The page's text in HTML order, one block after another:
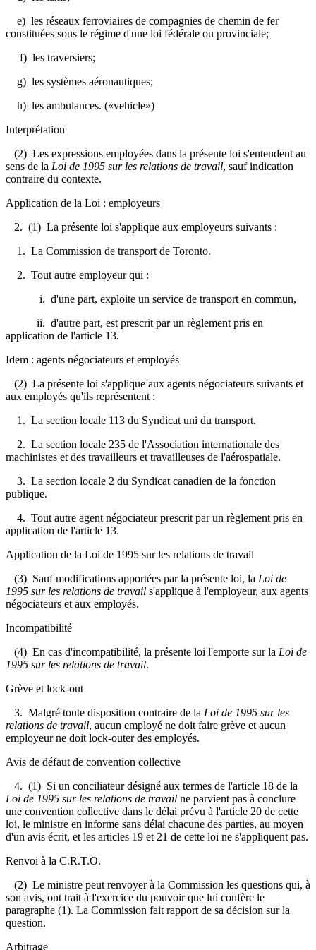
e) les réseaux ferroviaires de compagnies de chemin de fer
constituées sous le régime d'une loi fédérale ou provinciale;
f) les traversiers;
g) les systèmes aéronautiques;
h) les ambulances. («vehicle»)
Interprétation
(2) Les expressions employées dans la présente loi s'entendent au
sens de la Loi de 1995 sur les relations de travail, sauf indication
contraire du contexte.
Application de la Loi : employeurs
2. (1) La présente loi s'applique aux employeurs suivants :
1. La Commission de transport de Toronto.
2. Tout autre employeur qui :
i. d'une part, exploite un service de transport en commun,
ii. d'autre part, est prescrit par un règlement pris en
application de l'article 13.
Idem : agents négociateurs et employés
(2) La présente loi s'applique aux agents négociateurs suivants et
aux employés qu'ils représentent :
1. La section locale 113 du Syndicat uni du transport.
2. La section locale 235 de l'Association internationale des
machinistes et des travailleurs et travailleuses de l'aérospatiale.
3. La section locale 2 du Syndicat canadien de la fonction
publique.
4. Tout autre agent négociateur prescrit par un règlement pris en
application de l'article 13.
Application de la Loi de 1995 sur les relations de travail
(3) Sauf modifications apportées par la présente loi, la Loi de
1995 sur les relations de travail s'applique à l'employeur, aux agents
négociateurs et aux employés.
Incompatibilité
(4) En cas d'incompatibilité, la présente loi l'emporte sur la Loi de
1995 sur les relations de travail.
Grève et lock-out
3. Malgré toute disposition contraire de la Loi de 1995 sur les
relations de travail, aucun employé ne doit faire grève et aucun
employeur ne doit lock-outer des employés.
Avis de défaut de convention collective
4. (1) Si un conciliateur désigné aux termes de l'article 18 de la
Loi de 1995 sur les relations de travail ne parvient pas à conclure
une convention collective dans le délai prévu à l'article 20 de cette
loi, le ministre en informe sans délai chacune des parties, au moyen
d'un avis écrit, et les articles 19 et 21 de cette loi ne s'appliquent pas.
Renvoi à la C.R.T.O.
(2) Le ministre peut renvoyer à la Commission les questions qui, à
son avis, ont trait à l'exercice du pouvoir que lui confère le
paragraphe (1). La Commission fait rapport de sa décision sur la
question.
Arbitrage